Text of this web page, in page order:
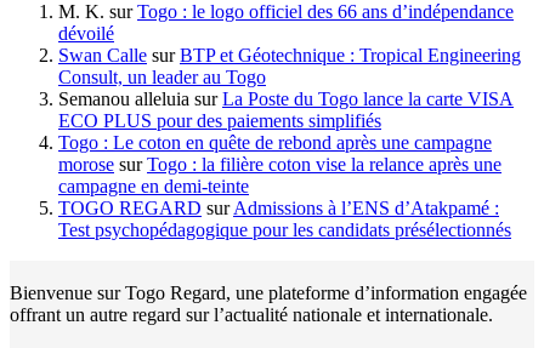
M. K. surTogo : le logo officiel des 66 ans d’indépendance
dévoilé
Swan Calle surBTP et Géotechnique : Tropical Engineering
Consult, un leader au Togo
Semanou alleluia surLa Poste du Togo lance la carte VISA
ECO PLUS pour des paiements simplifiés
Togo : Le coton en quête de rebond après une campagne
morose surTogo : la filière coton vise la relance après une
campagne en demi-teinte
TOGO REGARD surAdmissions à l’ENS d’Atakpamé :
Test psychopédagogique pour les candidats présélectionnés
Bienvenue sur Togo Regard, une plateforme d’information engagée
offrant un autre regard sur l’actualité nationale et internationale.